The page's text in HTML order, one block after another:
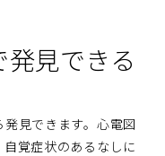
見できる
見できます。心電図
覚症状のあるなしに